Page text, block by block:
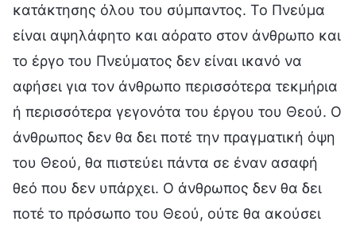
κατάκτησης όλου του σύμπαντος. Το Πνεύμα
είναι αψηλάφητο και αόρατο στον άνθρωπο και
το έργο του Πνεύματος δεν είναι ικανό να
αφήσει για τον άνθρωπο περισσότερα τεκμήρια
ή περισσότερα γεγονότα του έργου του Θεού. Ο
άνθρωπος δεν θα δει ποτέ την πραγματική όψη
του Θεού, θα πιστεύει πάντα σε έναν ασαφή
θεό που δεν υπάρχει. Ο άνθρωπος δεν θα δει
ποτέ το πρόσωπο του Θεού, ούτε θα ακούσει